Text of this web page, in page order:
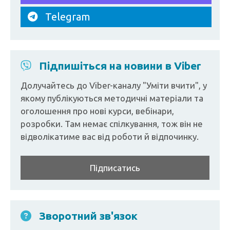
Telegram
Підпишіться на новини в Viber
Долучайтесь до Viber-каналу "Уміти вчити", у
якому публікуються методичні матеріали та
оголошення про нові курси, вебінари,
розробки. Там немає спілкування, тож він не
відволікатиме вас від роботи й відпочинку.
Підписатись
Зворотний зв'язок